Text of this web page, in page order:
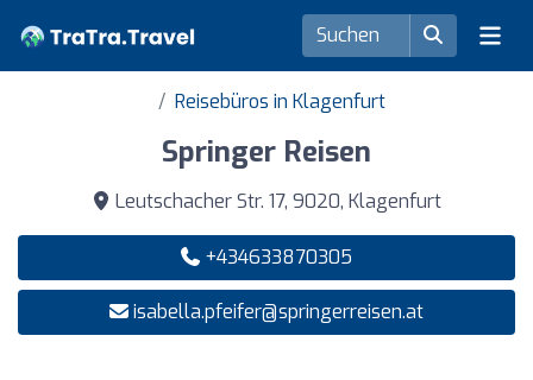
Reisebüros in Klagenfurt
Springer Reisen
Leutschacher Str. 17, 9020, Klagenfurt
+434633870305
isabella.pfeifer@springerreisen.at